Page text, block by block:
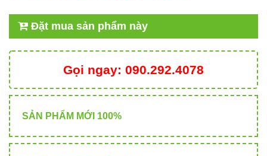
Đặt mua sản phẩm này
Gọi ngay: 090.292.4078
SẢN PHẨM MỚI 100%